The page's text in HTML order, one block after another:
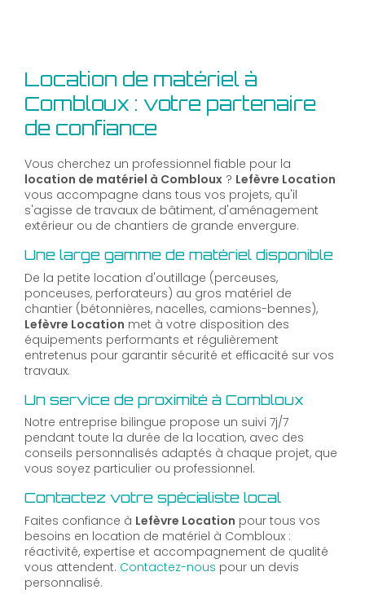
Location de matériel à
Combloux : votre partenaire
de confiance
Vous cherchez un professionnel fiable pour la
location de matériel à Combloux ? Lefèvre Location
vous accompagne dans tous vos projets, qu'il
s'agisse de travaux de bâtiment, d'aménagement
extérieur ou de chantiers de grande envergure.
Une large gamme de matériel disponible
De la petite location d'outillage (perceuses,
ponceuses, perforateurs) au gros matériel de
chantier (bétonnières, nacelles, camions-bennes),
Lefèvre Location met à votre disposition des
équipements performants et régulièrement
entretenus pour garantir sécurité et efficacité sur vos
travaux.
Un service de proximité à Combloux
Notre entreprise bilingue propose un suivi 7j/7
pendant toute la durée de la location, avec des
conseils personnalisés adaptés à chaque projet, que
vous soyez particulier ou professionnel.
Contactez votre spécialiste local
Faites confiance à Lefèvre Location pour tous vos
besoins en location de matériel à Combloux :
réactivité, expertise et accompagnement de qualité
vous attendent. Contactez-nous pour un devis
personnalisé.